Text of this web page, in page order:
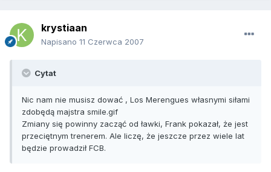
krystiaan
Napisano 11 Czerwca 2007
Cytat
Nic nam nie musisz dować , Los Merengues własnymi siłami
zdobędą majstra smile.gif
Zmiany się powinny zacząć od ławki, Frank pokazał, że jest
przeciętnym trenerem. Ale liczę, że jeszcze przez wiele lat
będzie prowadził FCB.